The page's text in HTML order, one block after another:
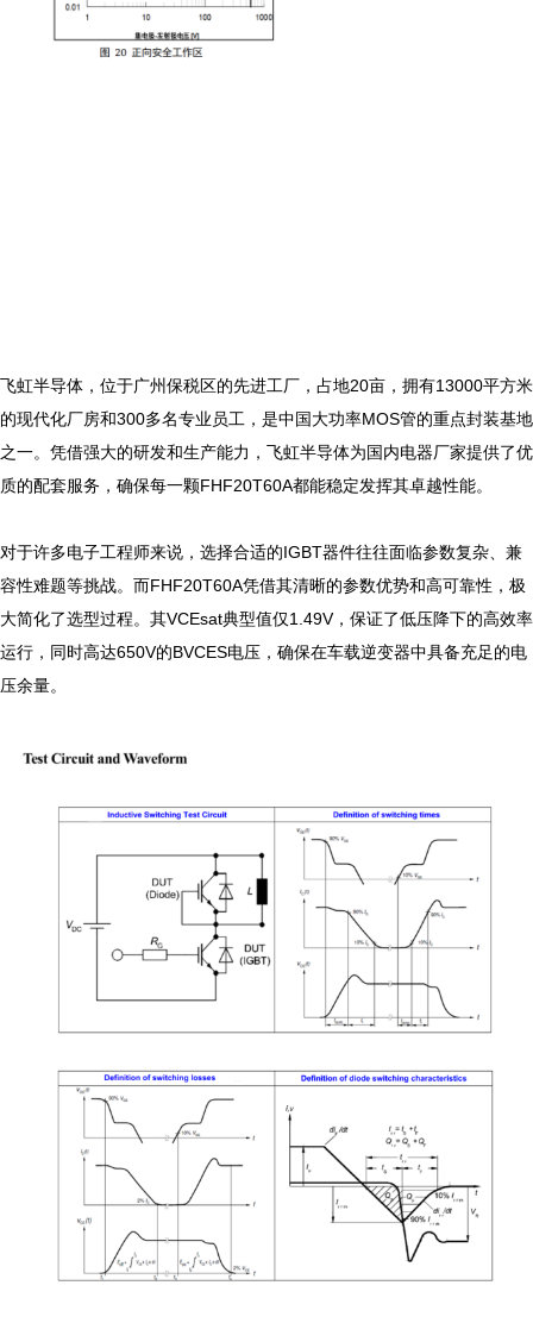
飞虹半导体，位于广州保税区的先进工厂，占地20亩，拥有13000平方米
的现代化厂房和300多名专业员工，是中国大功率MOS管的重点封装基地
之一。凭借强大的研发和生产能力，飞虹半导体为国内电器厂家提供了优
质的配套服务，确保每一颗FHF20T60A都能稳定发挥其卓越性能。
对于许多电子工程师来说，选择合适的IGBT器件往往面临参数复杂、兼
容性难题等挑战。而FHF20T60A凭借其清晰的参数优势和高可靠性，极
大简化了选型过程。其VCEsat典型值仅1.49V，保证了低压降下的高效率
运行，同时高达650V的BVCES电压，确保在车载逆变器中具备充足的电
压余量。